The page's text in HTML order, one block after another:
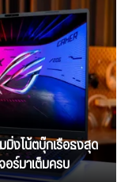
มิ่งโน้ตบุ๊กเรือธงสุด
ร์มาเต็มครบ